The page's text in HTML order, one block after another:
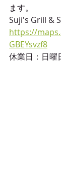
ます。
Suji's Grill &
https://
GBEYsvzf8
休業日：日曜